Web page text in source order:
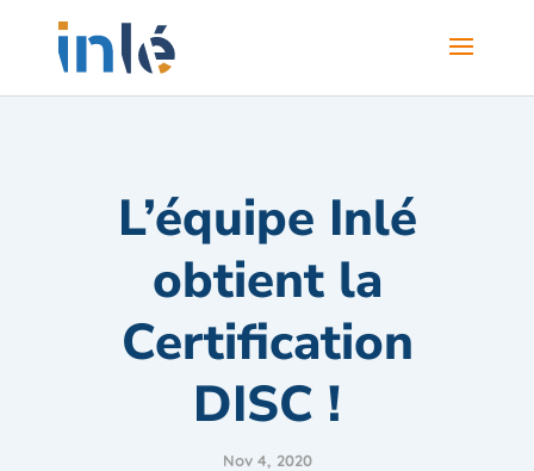
L’équipe Inlé
obtient la
Certification
DISC !
Nov 4, 2020